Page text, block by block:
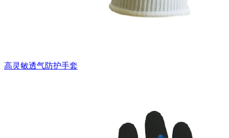
高灵敏透气防护手套